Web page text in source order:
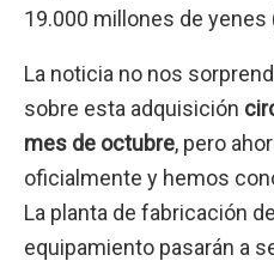
19.000 millones de
La noticia no nos
sobre esta adquisición
mes de octubre, pero
oficialmente y hemos
La planta de fabricación
equipamiento pasarán a